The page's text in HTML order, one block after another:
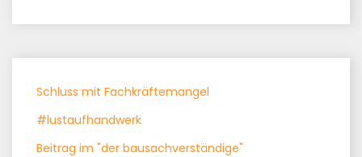
Schluss mit Fachkräftemangel
#lustaufhandwerk
Beitrag im "der bausachverständige"